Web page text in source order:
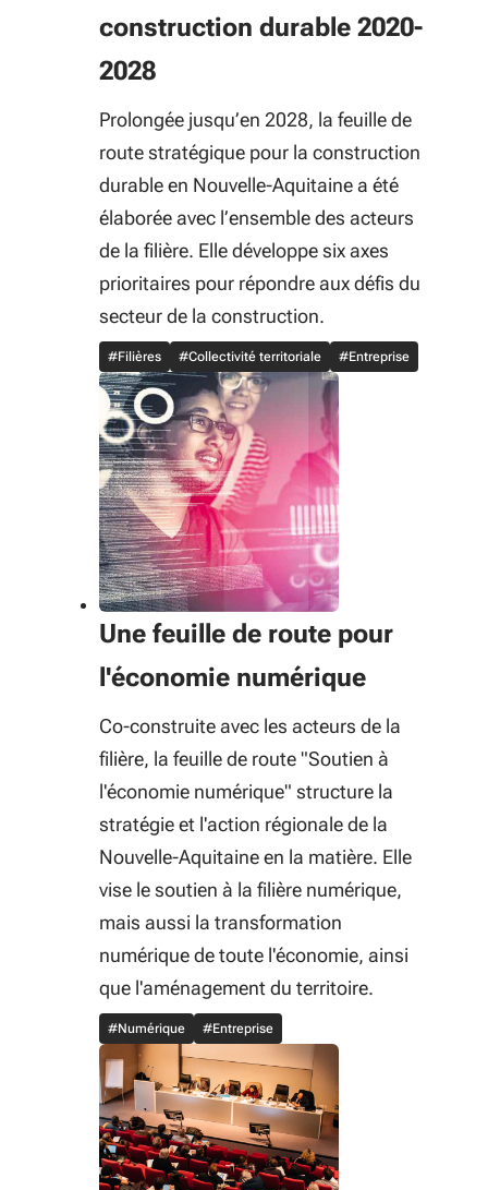
construction durable 2020-
2028
Prolongée jusqu’en 2028, la feuille de
route stratégique pour la construction
durable en Nouvelle-Aquitaine a été
élaborée avec l’ensemble des acteurs
de la filière. Elle développe six axes
prioritaires pour répondre aux défis du
secteur de la construction.
#Filières #Collectivité territoriale #Entreprise
Une feuille de route pour
l'économie numérique
Co-construite avec les acteurs de la
filière, la feuille de route "Soutien à
l'économie numérique" structure la
stratégie et l'action régionale de la
Nouvelle-Aquitaine en la matière. Elle
vise le soutien à la filière numérique,
mais aussi la transformation
numérique de toute l'économie, ainsi
que l'aménagement du territoire.
#Numérique #Entreprise